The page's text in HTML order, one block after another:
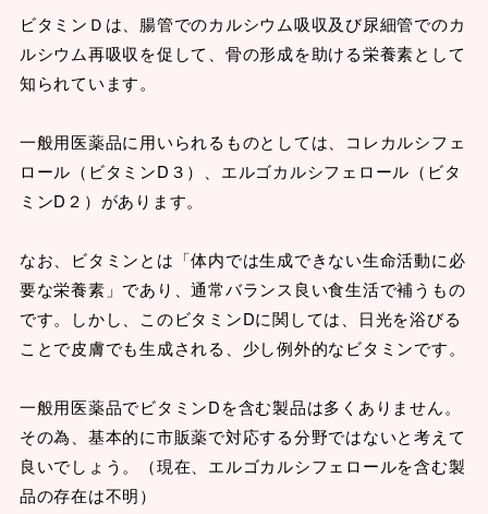
ビタミンＤは、腸管でのカルシウム吸収及び尿細管でのカ
ルシウム再吸収を促して、骨の形成を助ける栄養素として
知られています。
一般用医薬品に用いられるものとしては、コレカルシフェ
ロール（ビタミンD３）、エルゴカルシフェロール（ビタ
ミンD２）があります。
なお、ビタミンとは「体内では生成できない生命活動に必
要な栄養素」であり、通常バランス良い食生活で補うもの
です。しかし、このビタミンDに関しては、日光を浴びる
ことで皮膚でも生成される、少し例外的なビタミンです。
一般用医薬品でビタミンDを含む製品は多くありません。
その為、基本的に市販薬で対応する分野ではないと考えて
良いでしょう。（現在、エルゴカルシフェロールを含む製
品の存在は不明）